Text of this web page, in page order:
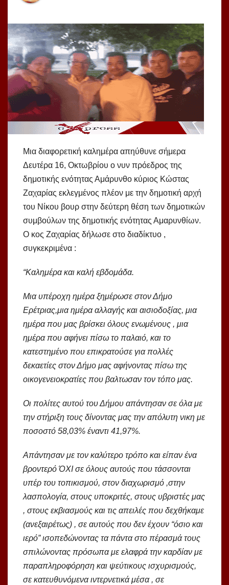
Μια διαφορετική καλημέρα απηύθυνε σήμερα
Δευτέρα 16, Οκτωβρίου ο νυν πρόεδρος της
δημοτικής ενότητας Αμάρυνθο κύριος Κώστας
Ζαχαρίας εκλεγμένος πλέον με την δημοτική αρχή
του Νίκου βουρ στην δεύτερη θέση των δημοτικών
συμβούλων της δημοτικής ενότητας Αμαρυνθίων.
Ο κος Ζαχαρίας δήλωσε στο διαδίκτυο ,
συγκεκριμένα :
“Καλημέρα και καλή εβδομάδα.
Μια υπέροχη ημέρα ξημέρωσε στον Δήμο
Ερέτριας,μια ημέρα αλλαγής και αισιοδοξίας, μια
ημέρα που μας βρίσκει όλους ενωμένους , μια
ημέρα που αφήνει πίσω το παλαιό, και το
κατεστημένο που επικρατούσε για πολλές
δεκαετίες στον Δήμο μας αφήνοντας πίσω της
οικογενειοκρατίες που βαλτωσαν τον τόπο μας.
Οι πολίτες αυτού του Δήμου απάντησαν σε όλα με
την στήριξη τους δίνοντας μας την απόλυτη νικη με
ποσοστό 58,03% έναντι 41,97%.
Απάντησαν με τον καλύτερο τρόπο και είπαν ένα
βροντερό ΌΧΙ σε όλους αυτούς που τάσσονται
υπέρ του τοπικισμού, στον διαχωρισμό ,στην
λασπολογία, στους υποκριτές, στους υβριστές μας
, στους εκβιασμούς και τις απειλές που δεχθήκαμε
(ανεξαιρέτως) , σε αυτούς που δεν έχουν “όσιο και
ιερό” ισοπεδώνοντας τα πάντα στο πέρασμά τους
σπιλώνοντας πρόσωπα με ελαφρά την καρδίαν με
παραπληροφόρηση και ψεύτικους ισχυρισμούς,
σε κατευθυνόμενα ιντερνετικά μέσα , σε